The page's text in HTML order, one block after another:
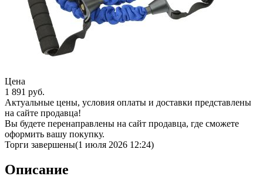
Цена
1 891 руб.
Актуальные цены, условия оплаты и доставки представлены
на сайте продавца!
Вы будете перенаправлены на сайт продавца, где сможете
оформить вашу покупку.
Торги завершены(1 июля 2026 12:24)
Описание